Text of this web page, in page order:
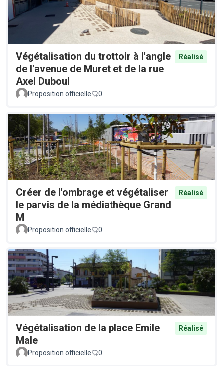
Végétalisation du trottoir à l'angle
de l'avenue de Muret et de la rue
Axel Duboul
Réalisé
Proposition officielle 0
Créer de l'ombrage et végétaliser
le parvis de la médiathèque Grand
M
Réalisé
Proposition officielle 0
Végétalisation de la place Emile
Male
Réalisé
Proposition officielle 0